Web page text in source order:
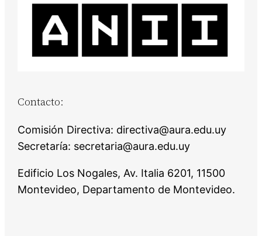
Contacto:
Comisión Directiva: directiva@aura.edu.uy
Secretaría: secretaria@aura.edu.uy
Edificio Los Nogales, Av. Italia 6201, 11500
Montevideo, Departamento de Montevideo.